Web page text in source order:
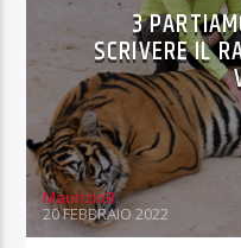
3
SCRIVERE IL
MaurizioB
20 FEBBRAIO 2022